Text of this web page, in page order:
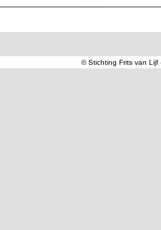
© Stichting Frits van Lijf